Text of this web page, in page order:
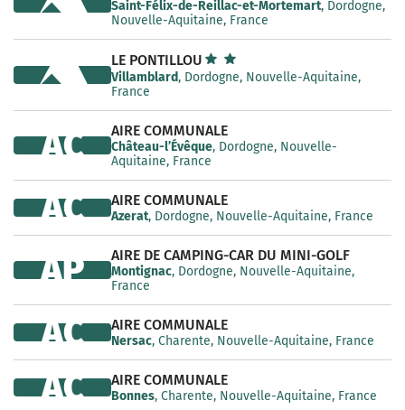
Saint-Félix-de-Reillac-et-Mortemart, Dordogne,
Nouvelle-Aquitaine, France
LE PONTILLOU
Villamblard, Dordogne, Nouvelle-Aquitaine,
France
AIRE COMMUNALE
Château-l’Évêque, Dordogne, Nouvelle-
Aquitaine, France
AC
AIRE COMMUNALE
Azerat, Dordogne, Nouvelle-Aquitaine, France
AC
AIRE DE CAMPING-CAR DU MINI-GOLF
Montignac, Dordogne, Nouvelle-Aquitaine,
France
AP
AIRE COMMUNALE
Nersac, Charente, Nouvelle-Aquitaine, France
AC
AIRE COMMUNALE
Bonnes, Charente, Nouvelle-Aquitaine, France
AC